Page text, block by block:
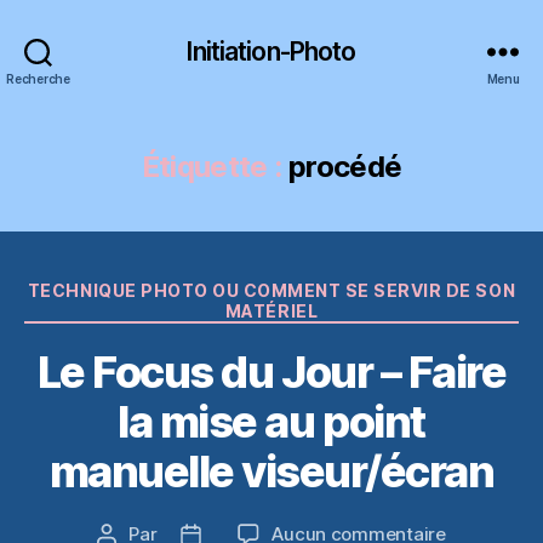
Recherche
Initiation-Photo
Menu
Étiquette : procédé
Catégories
TECHNIQUE PHOTO OU COMMENT SE SERVIR DE SON
MATÉRIEL
Le Focus du Jour – Faire
la mise au point
manuelle viseur/écran
Auteur
Par
Date
Aucun commentairesur